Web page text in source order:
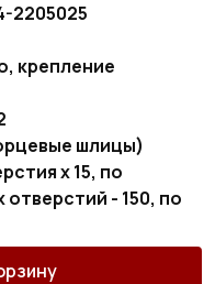
2205025
крепление
шлицы)
х 15, по
- 150, по